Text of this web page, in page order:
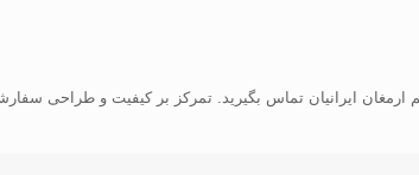
ارمغان ایرانیان تماس بگیرید. تمرکز بر کیفیت و طراحی